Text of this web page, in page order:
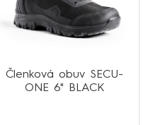
Členková obuv SECU-
ONE 6" BLACK